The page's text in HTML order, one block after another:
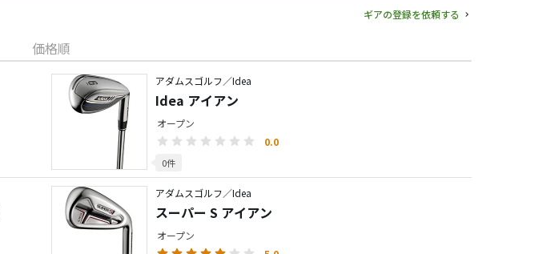
ギアの登録を依頼する
価格順
アダムスゴルフ／Idea
Idea アイアン
オープン
0.0
0件
アダムスゴルフ／Idea
スーパー S アイアン
オープン